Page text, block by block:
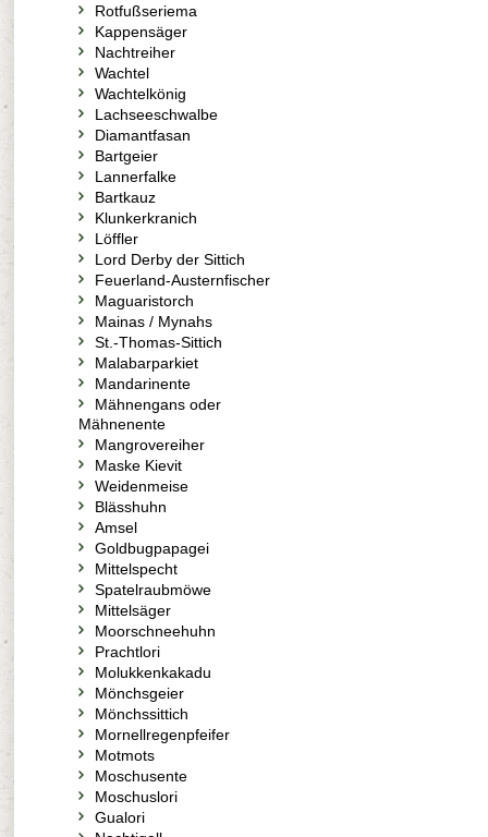
Rotfußseriema
Kappensäger
Nachtreiher
Wachtel
Wachtelkönig
Lachseeschwalbe
Diamantfasan
Bartgeier
Lannerfalke
Bartkauz
Klunkerkranich
Löffler
Lord Derby der Sittich
Feuerland-Austernfischer
Maguaristorch
Mainas / Mynahs
St.-Thomas-Sittich
Malabarparkiet
Mandarinente
Mähnengans oder
Mähnenente
Mangrovereiher
Maske Kievit
Weidenmeise
Blässhuhn
Amsel
Goldbugpapagei
Mittelspecht
Spatelraubmöwe
Mittelsäger
Moorschneehuhn
Prachtlori
Molukkenkakadu
Mönchsgeier
Mönchssittich
Mornellregenpfeifer
Motmots
Moschusente
Moschuslori
Gualori